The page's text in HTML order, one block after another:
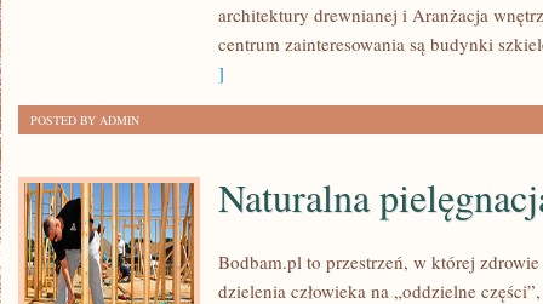
GRZEWCZEarchitektury drewnianej i Aranżacja
centrum zainteresowania są budynki
]
POSTED BY ADMIN
Naturalna
Bodbam.pl to przestrzeń, w której zdrowie
dzielenia człowieka na „oddzielne